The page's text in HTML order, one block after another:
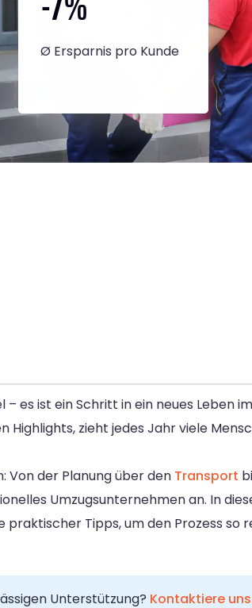
Ø Ersparnis pro Kunde
es ist ein Schritt in ein neues Leben
zieht jedes Jahr viele
Von der Planung über den Transport
Umzugsunternehmen an. In
praktischer Tipps, um den Prozess so
Unterstützung? Kontaktiere uns